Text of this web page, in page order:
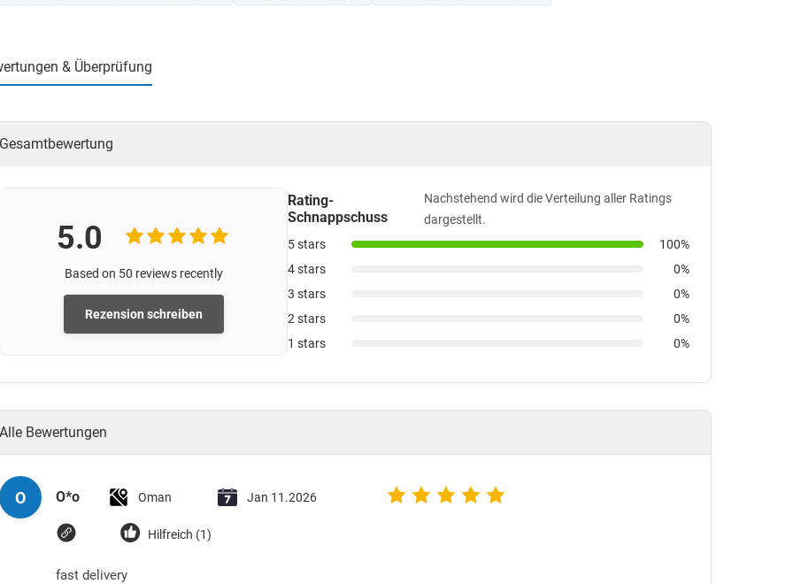
& Überprüfung
Gesamtbewertung
5.0
Based on 50 reviews recently
Rezension schreiben
Rating-
Schnappschuss
Nachstehend wird die Verteilung aller Ratings
dargestellt.
5 stars
100%
4 stars
0%
3 stars
0%
2 stars
0%
1 stars
0%
Alle Bewertungen
O O*o Oman Jan 11.2026
Hilfreich (1)
fast delivery